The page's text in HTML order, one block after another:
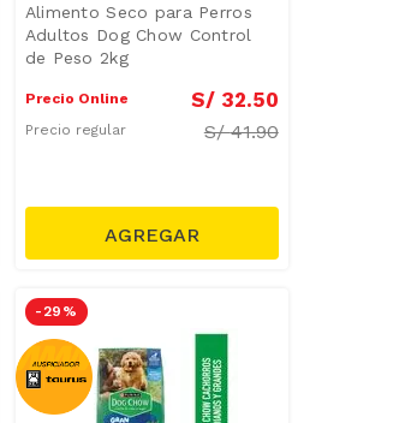
Alimento Seco para Perros
Adultos Dog Chow Control
de Peso 2kg
Precio Online S/ 32.50
Precio regular S/41.90
-29 %